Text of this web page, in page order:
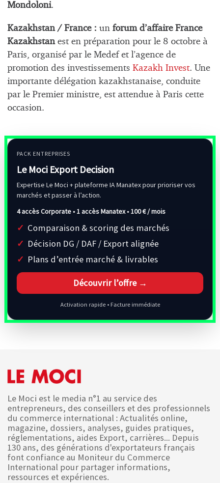
Mondoloni.
Kazakhstan / France : un forum d’affaire France
Kazakhstanest en préparation pour le 8 octobre à
Paris, organisé par le Medef et l’agence de
promotion des investissements Kazakh Invest. Une
importante délégation kazakhstanaise, conduite
par le Premier ministre, est attendue à Paris cette
occasion.
PACK ENTREPRISES
Le Moci Export Decision
Expertise Le Moci + plateforme IA Manatex pour prioriser vos
marchés et passer à l’action.
4 accès Corporate • 1 accès Manatex •100 € / mois
Comparaison & scoring des marchés
Décision DG / DAF / Export alignée
Plans d’entrée marché & livrables
Découvrir l’offre →
Activation rapide • Facture immédiate
Le Moci est le media n°1 au service des
entrepreneurs, des conseillers et des professionnels
du commerce international : Actualités online,
magazine, dossiers, analyses, guides pratiques,
réglementations, aides Export, carrières... Depuis
130 ans, des générations d'exportateurs français
font confiance au Moniteur du Commerce
International pour partager informations,
ressources et expériences.